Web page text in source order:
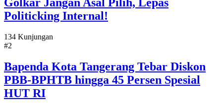
Golkar Jangan Asal Pilih, Lepas
Politicking Internal!
134 Kunjungan
#2
Bapenda Kota Tangerang Tebar Diskon
PBB-BPHTB hingga 45 Persen Spesial
HUT RI